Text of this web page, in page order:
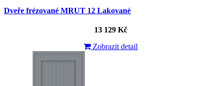
Dveře frézované MRUT 12 Lakované
13 129 Kč
Zobrazit detail